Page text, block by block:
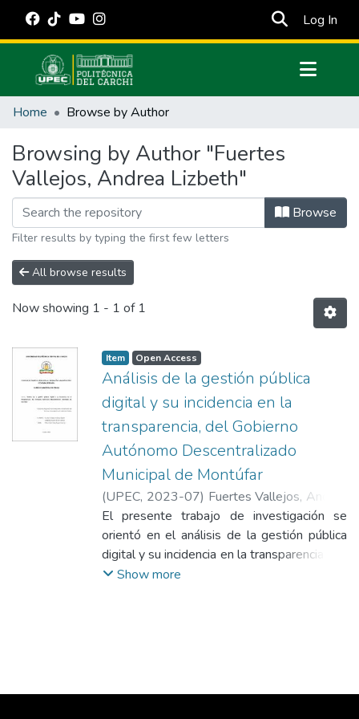
Log In
Communities & Collections
Estadísticas Externas
Manuales
Home Browse by Author
Browsing by Author "Fuertes
Vallejos, Andrea Lizbeth"
Browse
Filter results by typing the first few letters
All browse results
Now showing 1 - 1 of 1
Item Open Access
Análisis de la gestión pública
digital y su incidencia en la
transparencia, del Gobierno
Autónomo Descentralizado
Municipal de Montúfar
(UPEC, 2023-07) Fuertes Vallejos, Andrea
Lizbeth;Mallama Moreno, Karen Mishell
El presente trabajo de investigación se
orientó en el análisis de la gestión pública
digital y su incidencia en la transparencia, del
Gobierno Autónomo Descentralizado
Show more